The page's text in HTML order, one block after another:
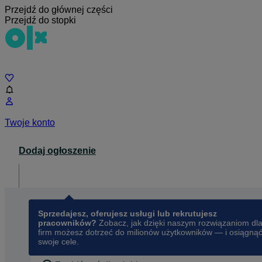
Przejdź do głównej części
Przejdź do stopki
Twoje konto
Dodaj ogłoszenie
Sprzedajesz, oferujesz usługi lub rekrutujesz
pracowników? Zobacz, jak dzięki naszym rozwiązaniom dla
firm możesz dotrzeć do milionów użytkowników — i osiągnąć
swoje cele.